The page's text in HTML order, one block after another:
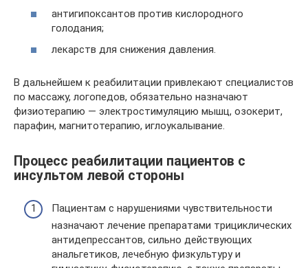
антигипоксантов против кислородного
голодания;
лекарств для снижения давления.
В дальнейшем к реабилитации привлекают специалистов
по массажу, логопедов, обязательно назначают
физиотерапию — электростимуляцию мышц, озокерит,
парафин, магнитотерапию, иглоукалывание.
Процесс реабилитации пациентов с
инсультом левой стороны
Пациентам с нарушениями чувствительности
назначают лечение препаратами трициклических
антидепрессантов, сильно действующих
анальгетиков, лечебную физкультуру и